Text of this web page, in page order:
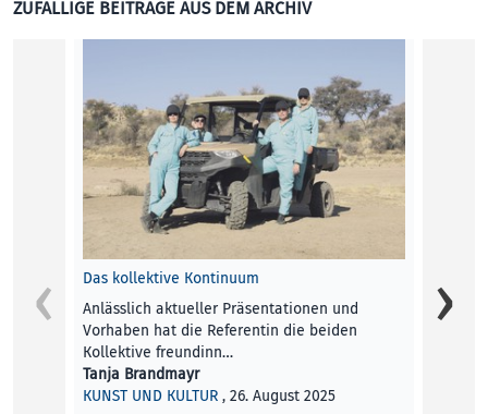
ZUFÄLLIGE BEITRÄGE AUS DEM ARCHIV
Das kollektive Kontinuum
Anlässlich aktueller Präsentationen und
Vorhaben hat die Referentin die beiden
Kollektive freundinn…
Tanja Brandmayr
KUNST UND KULTUR , 26. August 2025